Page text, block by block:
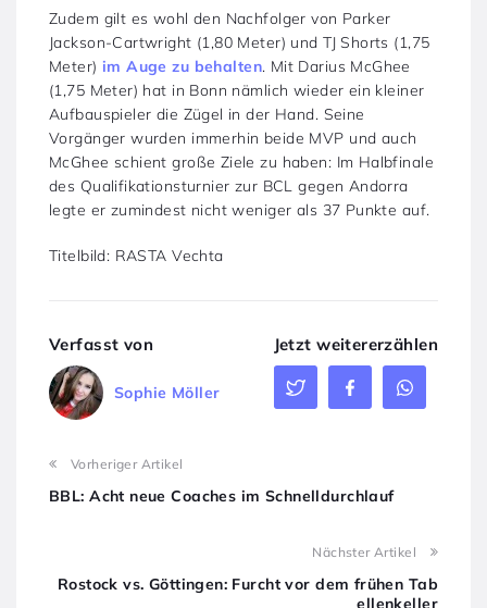
Zudem gilt es wohl den Nachfolger von Parker
Jackson-Cartwright (1,80 Meter) und TJ Shorts (1,75
Meter) im Auge zu behalten. Mit Darius McGhee
(1,75 Meter) hat in Bonn nämlich wieder ein kleiner
Aufbauspieler die Zügel in der Hand. Seine
Vorgänger wurden immerhin beide MVP und auch
McGhee schient große Ziele zu haben: Im Halbfinale
des Qualifikationsturnier zur BCL gegen Andorra
legte er zumindest nicht weniger als 37 Punkte auf.
Titelbild: RASTA Vechta
Verfasst von
Sophie Möller
Jetzt weitererzählen
Vorheriger Artikel
BBL: Acht neue Coaches im Schnelldurchlauf
Nächster Artikel
Rostock vs. Göttingen: Furcht vor dem frühen Tab
ellenkeller